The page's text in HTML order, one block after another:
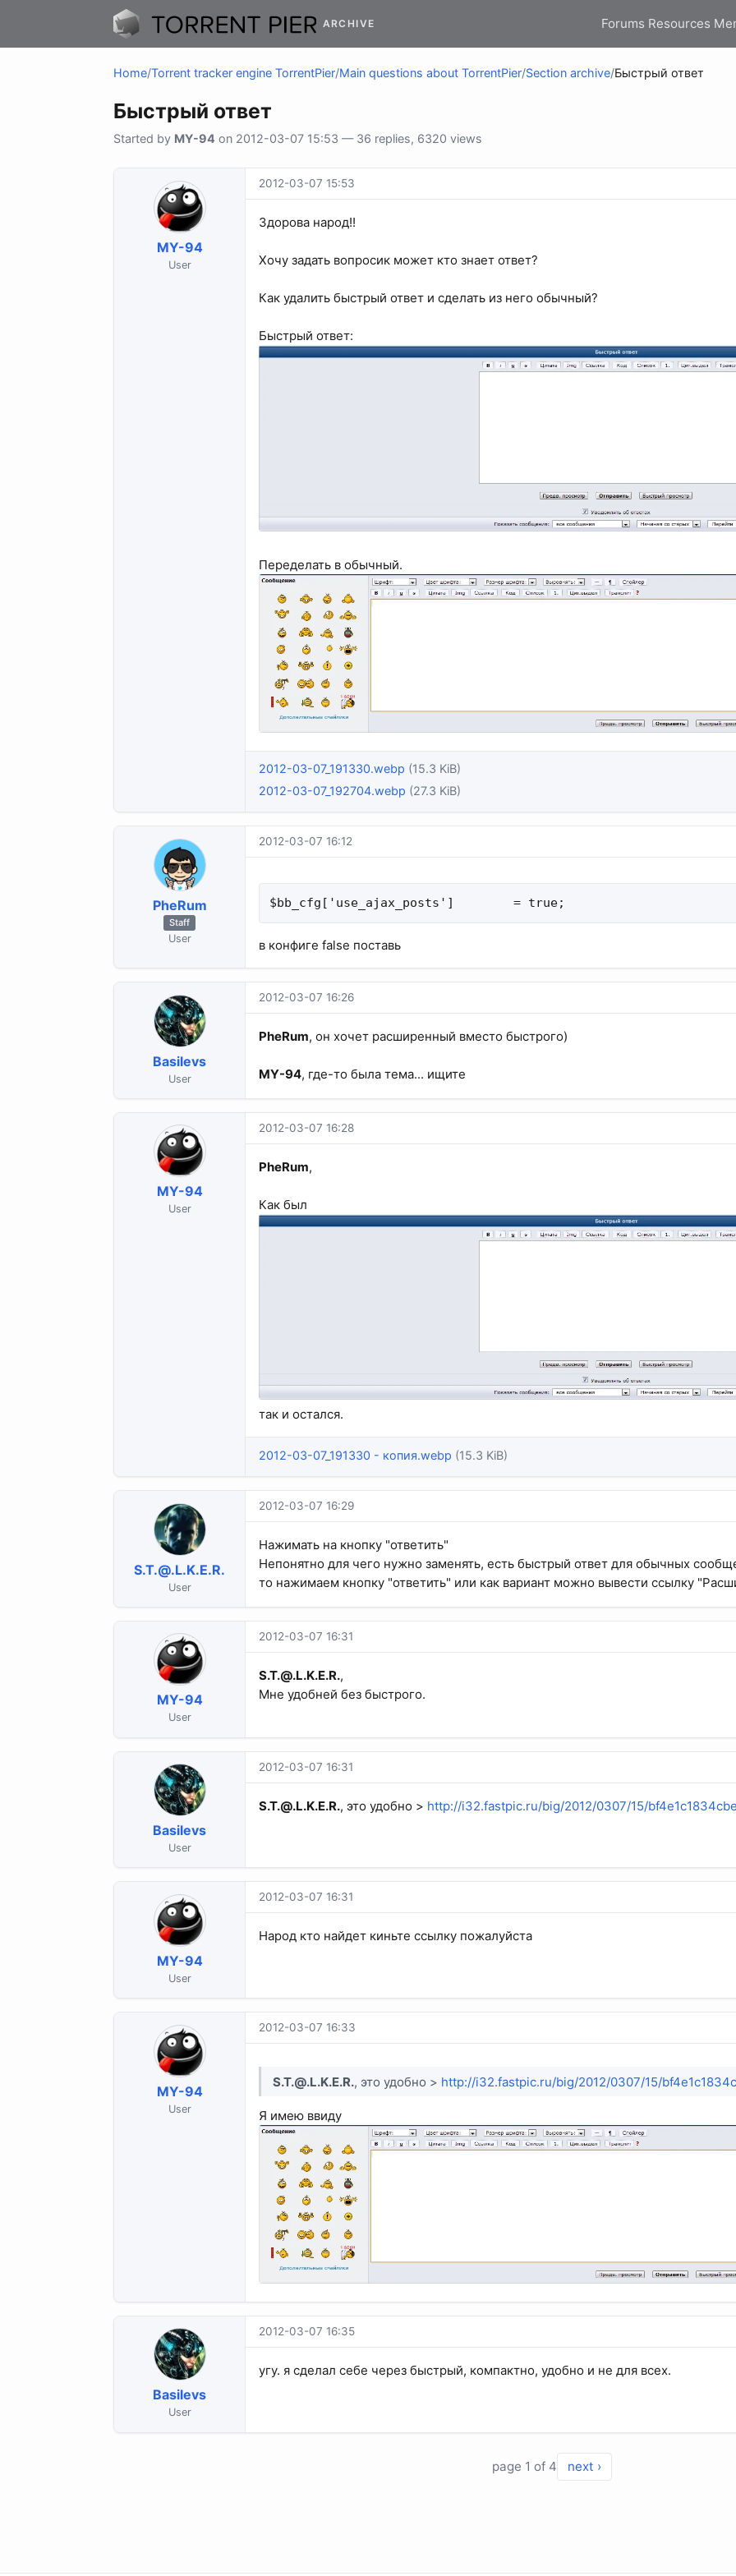
ARCHIVE Forums Resources
Home/Torrent tracker engine TorrentPier/Main questions about TorrentPier/Section archive/Быстрый ответ
Быстрый ответ
Started by MY-94 on 2012-03-07 15:53 — 36 replies, 6320 views
MY-94
User
2012-03-07 15:53
Здорова народ!!
Хочу задать вопросик может кто знает ответ?
Как удалить быстрый ответ и сделать из него обычный?
Быстрый ответ:
Переделать в обычный.
2012-03-07_191330.webp (15.3 KiB)
2012-03-07_192704.webp (27.3 KiB)
PheRum
Staff
User
2012-03-07 16:12
$bb_cfg['use_ajax_posts']        = true;
в конфиге false поставь
Basilevs
User
2012-03-07 16:26
PheRum, он хочет расширенный вместо быстрого)
MY-94, где-то была тема... ищите
MY-94
User
2012-03-07 16:28
PheRum,
Как был
так и остался.
2012-03-07_191330 - копия.webp (15.3 KiB)
S.T.@.L.K.E.R.
User
2012-03-07 16:29
Нажимать на кнопку "ответить"
Непонятно для чего нужно заменять, есть быстрый ответ для обычных
то нажимаем кнопку "ответить" или как вариант можно вывести ссылку
MY-94
User
2012-03-07 16:31
S.T.@.L.K.E.R.,
Мне удобней без быстрого.
Basilevs
User
2012-03-07 16:31
S.T.@.L.K.E.R., это удобно > http://i32.fastpic.ru/big/2012/0307/15/
MY-94
User
2012-03-07 16:31
Народ кто найдет киньте ссылку пожалуйста
MY-94
User
2012-03-07 16:33
S.T.@.L.K.E.R., это удобно > http://i32.fastpic.ru/big/2012/0307/15/
Я имею ввиду
Basilevs
User
2012-03-07 16:35
угу. я сделал себе через быстрый, компактно, удобно и не для всех.
page 1 of 4 next ›